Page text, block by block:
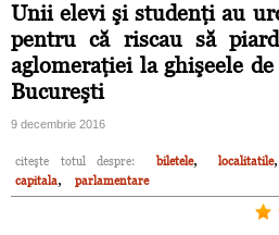
Unii elevi şi studenţi au
pentru că riscau să
aglomeraţiei la ghişeele
Bucureşti
9 decembrie 2016
citeşte totul despre: biletele, localitatile,
capitala, parlamentare